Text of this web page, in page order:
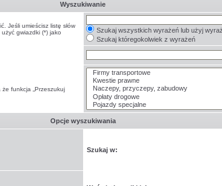
Wyszukiwanie
Jeśli umieścisz listę słów
gwiazdki (*) jako
Szukaj wszystkich wyrażeń lub użyj
Szukaj któregokolwiek z wyrażeń
funkcja „Przeszukuj
Opcje wyszukiwania
Szukaj w: